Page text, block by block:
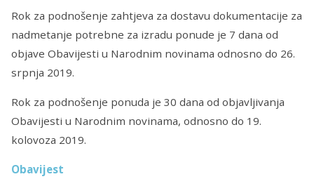
Rok za podnošenje zahtjeva za dostavu dokumentacije za
nadmetanje potrebne za izradu ponude je 7 dana od
objave Obavijesti u Narodnim novinama odnosno do ‎26‎.
‎srpnja‎ ‎2019‎.
Rok za podnošenje ponuda je 30 dana od objavljivanja
Obavijesti u Narodnim novinama, odnosno do ‎19‎.
‎kolovoza‎ ‎2019‎.
Obavijest